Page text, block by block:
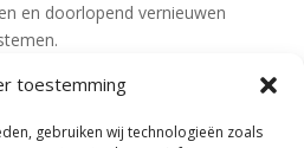
toestemming
gebruiken wij technologieën zoals
en doorlopend vernieuwen
vanaf de eerste
toen hij nog actief vlieger